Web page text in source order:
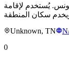
يُستخدم لإقامة
Unknown, TN
0